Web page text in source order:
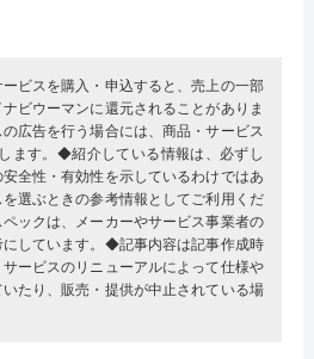
ビスを購入・申込すると、売上の一部
ビウーマンに還元されることがありま
広告を行う場合には、商品・サービス
ます。◆紹介している情報は、必ずし
全性・有効性を示しているわけではあ
選ぶときの参考情報としてご利用くだ
ックは、メーカーやサービス事業者の
しています。◆記事内容は記事作成時
ービスのリニューアルによって仕様や
たり、販売・提供が中止されている場